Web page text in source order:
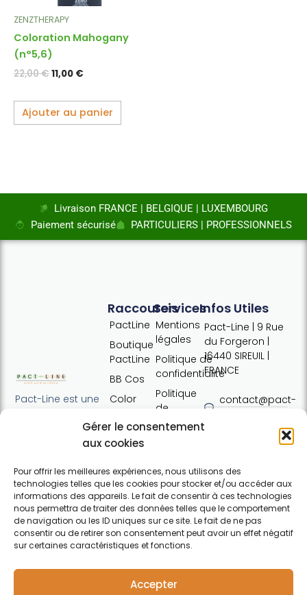
Gérer le consentement
aux cookies
Pour offrir les meilleures expériences, nous utilisons des
technologies telles que les cookies pour stocker et/ou accéder aux
informations des appareils. Le fait de consentir à ces technologies
nous permettra de traiter des données telles que le comportement
de navigation ou les ID uniques sur ce site. Le fait de ne pas
consentir ou de retirer son consentement peut avoir un effet négatif
sur certaines caractéristiques et fonctions.
Accepter
ZENZTHERAPY
Coloration Mahogany
(n°5,6)
22,00€11,00 €
Ajouter au panier
Livraison FRANCE | BELGIQUE | LUXEMBOURG
Paiement sécurisé
PARTICULIERS | PROFESSIONNELS
Pact-Line est une
proposant des
capillaires de
haute qualité et
soucieux du
respect de
l'environnement.
Pour particuliers et
F
Services
Mentions
légales
Politique de
confidentialité
Politique
de
cookies
de vente
Contact
Raccourcis
PactLine
Boutique
PactLine
BB Cos
Color
Pure
Elements
Infos Utiles
Pact-Line | 9 Rue
du Forgeron |
16440 SIREUIL |
FRANCE
contact@pact-
Tel : +33 (0)7
Horaires:
Lundi · 13h30 ·
17h30 | Mardi,
mercredi,
jeudi : 09h30 ·
12h30 / 13h30 ·
Vendredi :